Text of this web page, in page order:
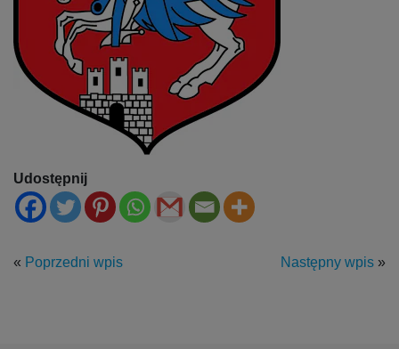
Udostępnij
« Poprzedni wpis Następny wpis »